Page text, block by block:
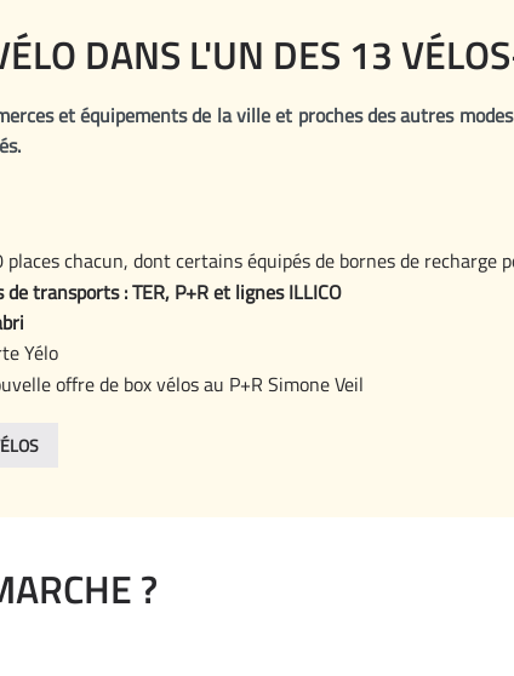
DANS L'UN DES 13
et équipements de la ville et proches des autres
chacun, dont certains équipés de bornes de recharge
de transports : TER, P+R et lignes ILLICO
Yélo
offre de box vélos au P+R Simone Veil
?